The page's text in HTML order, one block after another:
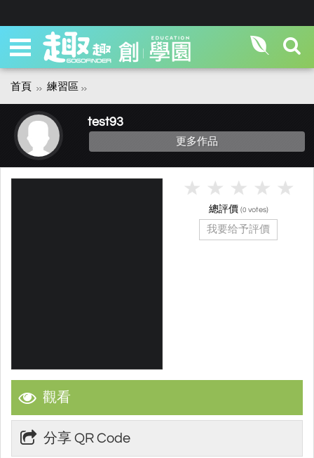
首頁 練習區
test93
更多作品
觀看
分享 QR Code
總評價 (0 votes)
我要给予評價